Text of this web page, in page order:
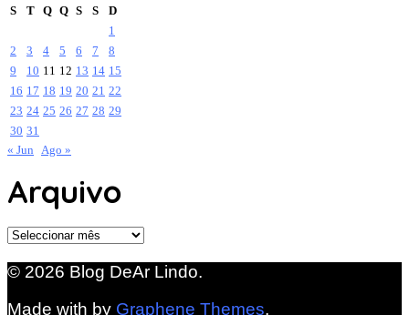
S
T Q Q S S
D
1
2
3 4 5 6 7
8
9
10 11 12 13 14 15
16 17 18 19 20 21 22
23 24 25 26 27 28 29
30 31
« Jun Ago »
Arquivo
Arquivo
© 2026 Blog DeAr Lindo.
Made with by Graphene Themes.